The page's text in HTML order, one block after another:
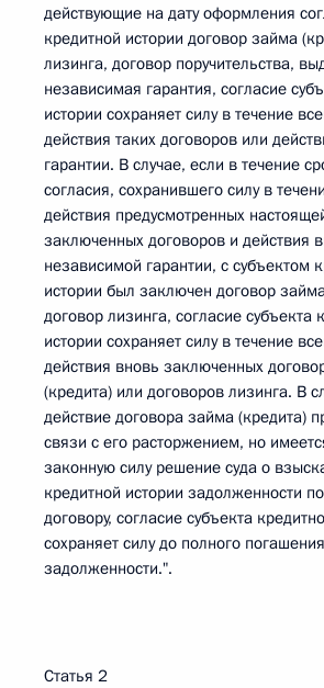
действующие на дату оформления
кредитной истории договор займа
лизинга, договор поручительства,
независимая гарантия, согласие
истории сохраняет силу в течение
действия таких договоров или
гарантии. В случае, если в течение
согласия, сохранившего силу в
действия предусмотренных
заключенных договоров и действия
независимой гарантии, с субъектом
истории был заключен договор
договор лизинга, согласие субъекта
истории сохраняет силу в течение
действия вновь заключенных
(кредита) или договоров лизинга. В
действие договора займа (кредита)
связи с его расторжением, но
законную силу решение суда о
кредитной истории задолженности
договору, согласие субъекта
сохраняет силу до полного погашения
задолженности.".
Статья 2